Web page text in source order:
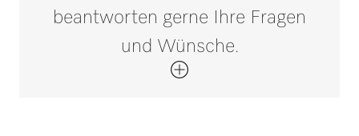
beantworten gerne Ihre Fragen
und Wünsche.